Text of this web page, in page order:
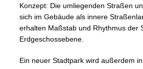
Konzept: Die umliegenden Straßen
sich im Gebäude als innere
erhalten Maßstab und Rhythmus der
Erdgeschossebene.
Ein neuer Stadtpark wird außerdem